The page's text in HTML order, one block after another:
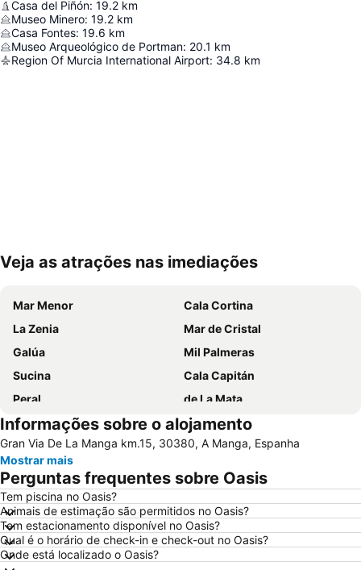
Casa del Piñón: 19.2 km
Museo Minero: 19.2 km
Casa Fontes: 19.6 km
Museo Arqueológico de Portman: 20.1 km
Region Of Murcia International Airport: 34.8 km
Ampliar mapa
Veja as atrações nas imediações
Mar Menor
Cala Cortina
La Zenia
Mar de Cristal
Galúa
Mil Palmeras
Sucina
Cala Capitán
Peral
de La Mata
Cala del Pino
Punta Prima
San Pedro de Pinatar
Cavanna
Parque Natural de las Salinas de La Mata-Torrevieja
Torreagüera
La Fama
Euro Manga
Punta de Algas
Go Kart La Manga
La Caleta - Cabo Roig
Estación de Murcia El Carmen
de Las Palmeras
Playa de la Gola
Informações sobre o alojamento
Gran Via De La Manga km.15, 30380, A Manga, Espanha
Mostrar mais
Perguntas frequentes sobre Oasis
Tem piscina no Oasis?
Animais de estimação são permitidos no Oasis?
Tem estacionamento disponível no Oasis?
Qual é o horário de check-in e check-out no Oasis?
Onde está localizado o Oasis?